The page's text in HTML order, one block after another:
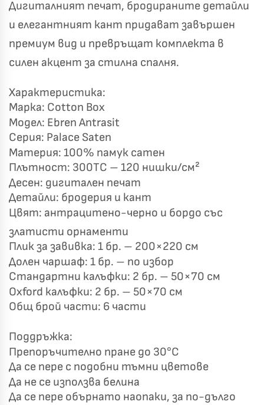
Дигиталният печат, бродираните детайли
и елегантният кант придават завършен
премиум вид и превръщат комплекта в
силен акцент за стилна спалня.
Характеристика:
Марка: Cotton Box
Модел: Ebren Antrasit
Серия: Palace Saten
Материя: 100% памук сатен
Плътност: 300TC – 120 нишки/см²
Десен: дигитален печат
Детайли: бродерия и кант
Цвят: антрацитено-черно и бордо със
златисти орнаменти
Плик за завивка: 1 бр. – 200×220 см
Долен чаршаф: 1 бр. – по избор
Стандартни калъфки: 2 бр. – 50×70 см
Oxford калъфки: 2 бр. – 50×70 см
Общ брой части: 6 части
Поддръжка:
Препоръчително пране до 30°C
Да се пере с подобни тъмни цветове
Да не се използва белина
Да се пере обърнато наопаки, за по-дълго
🎁 Късметът избра Вас!
Хавлиени кърпи – Комплект 2 части – 100% памук
0 €
Бяло и Небесносиньо
Светлосиво и Антрацит